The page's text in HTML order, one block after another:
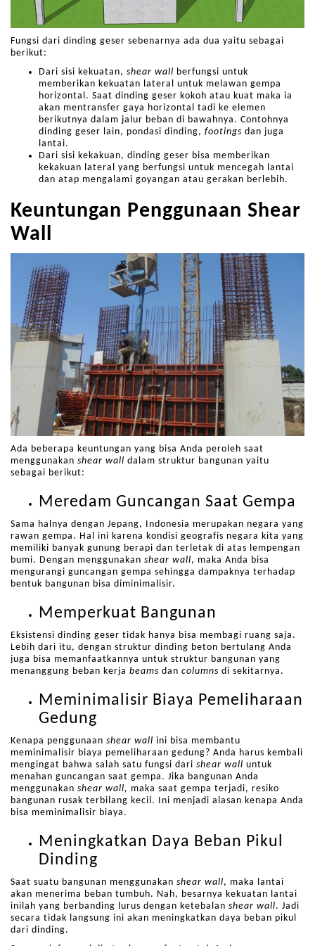
Fungsi dari dinding geser sebenarnya ada dua yaitu sebagai
berikut:
Dari sisi kekuatan, shear wall berfungsi untuk
memberikan kekuatan lateral untuk melawan gempa
horizontal. Saat dinding geser kokoh atau kuat maka ia
akan mentransfer gaya horizontal tadi ke elemen
berikutnya dalam jalur beban di bawahnya. Contohnya
dinding geser lain, pondasi dinding, footings dan juga
lantai.
Dari sisi kekakuan, dinding geser bisa memberikan
kekakuan lateral yang berfungsi untuk mencegah lantai
dan atap mengalami goyangan atau gerakan berlebih.
Keuntungan Penggunaan Shear
Wall
Ada beberapa keuntungan yang bisa Anda peroleh saat
menggunakan shear wall dalam struktur bangunan yaitu
sebagai berikut:
Meredam Guncangan Saat Gempa
Sama halnya dengan Jepang, Indonesia merupakan negara yang
rawan gempa. Hal ini karena kondisi geografis negara kita yang
memiliki banyak gunung berapi dan terletak di atas lempengan
bumi. Dengan menggunakan shear wall, maka Anda bisa
mengurangi guncangan gempa sehingga dampaknya terhadap
bentuk bangunan bisa diminimalisir.
Memperkuat Bangunan
Eksistensi dinding geser tidak hanya bisa membagi ruang saja.
Lebih dari itu, dengan struktur dinding beton bertulang Anda
juga bisa memanfaatkannya untuk struktur bangunan yang
menanggung beban kerja beams dan columns di sekitarnya.
Meminimalisir Biaya Pemeliharaan
Gedung
Kenapa penggunaan shear wall ini bisa membantu
meminimalisir biaya pemeliharaan gedung? Anda harus kembali
mengingat bahwa salah satu fungsi dari shear wall untuk
menahan guncangan saat gempa. Jika bangunan Anda
menggunakan shear wall, maka saat gempa terjadi, resiko
bangunan rusak terbilang kecil. Ini menjadi alasan kenapa Anda
bisa meminimalisir biaya.
Meningkatkan Daya Beban Pikul
Dinding
Saat suatu bangunan menggunakan shear wall, maka lantai
akan menerima beban tumbuh. Nah, besarnya kekuatan lantai
inilah yang berbanding lurus dengan ketebalan shear wall. Jadi
secara tidak langsung ini akan meningkatkan daya beban pikul
dari dinding.